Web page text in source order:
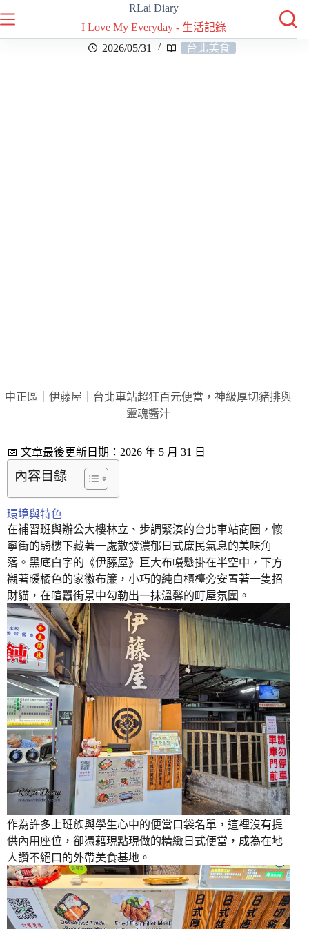
RLai Diary
I Love My Everyday - 生活記錄
2026/05/31
台北美食
中正區｜伊藤屋｜台北車站超狂百元便當，神級厚切豬排與
靈魂醬汁
📅 文章最後更新日期：2026 年 5 月 31 日
內容目錄
環境與特色
在補習班與辦公大樓林立、步調緊湊的台北車站商圈，懷
寧街的騎樓下藏著一處散發濃郁日式庶民氣息的美味角
落。黑底白字的《伊藤屋》巨大布幔懸掛在半空中，下方
襯著暖橘色的家徽布簾，小巧的純白櫃檯旁安置著一隻招
財貓，在喧囂街景中勾勒出一抹溫馨的町屋氛圍。
作為許多上班族與學生心中的便當口袋名單，這裡沒有提
供內用座位，卻憑藉現點現做的精緻日式便當，成為在地
人讚不絕口的外帶美食基地。